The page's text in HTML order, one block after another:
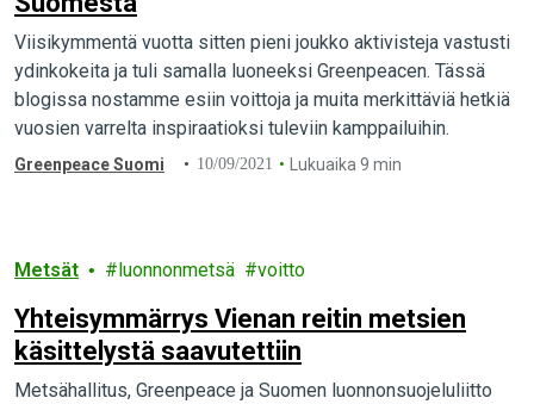
Viisikymmentä vuotta sitten pieni joukko aktivisteja vastusti
ydinkokeita ja tuli samalla luoneeksi Greenpeacen. Tässä
blogissa nostamme esiin voittoja ja muita merkittäviä hetkiä
vuosien varrelta inspiraatioksi tuleviin kamppailuihin.
Greenpeace Suomi 10/09/2021 Lukuaika 9 min
Metsät luonnonmetsä voitto
Yhteisymmärrys Vienan reitin metsien
käsittelystä saavutettiin
Metsähallitus, Greenpeace ja Suomen luonnonsuojeluliitto